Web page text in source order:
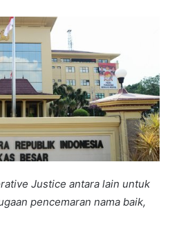
Justice antara lain untuk
pencemaran nama baik,